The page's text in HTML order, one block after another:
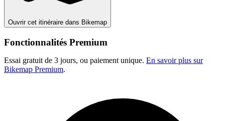
Ouvrir cet itinéraire dans Bikemap
Fonctionnalités Premium
Essai gratuit de 3 jours, ou paiement unique. En savoir plus sur
Bikemap Premium.